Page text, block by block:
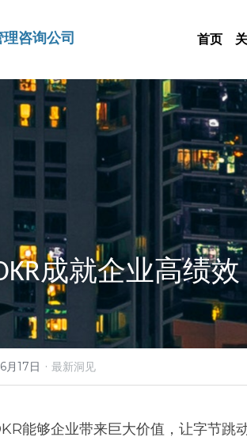
理咨询公司 首页
成就企业高绩效
月17日 · 最新洞见